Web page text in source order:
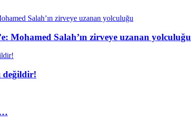
Mohamed Salah’ın zirveye uzanan yolculuğu
değildir!